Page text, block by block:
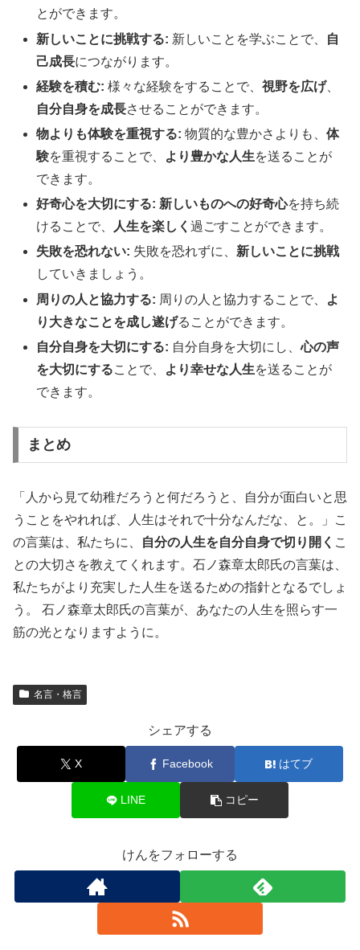
とができます。
新しいことに挑戦する: 新しいことを学ぶことで、
自
己成長につながります。
経験を積む: 様々な経験をすることで、視野を広げ、
自分自身を成長させることができます。
物よりも体験を重視する: 物質的な豊かさよりも、体
験を重視することで、 より豊かな人生を送ることが
できます。
好奇心を大切にする: 新しいものへの好奇心を持ち続
けることで、
人生を楽しく過ごすことができます。
失敗を恐れない: 失敗を恐れずに、 新しいことに挑戦
していきましょう。
周りの人と協力する: 周りの人と協力することで、
よ
り大きなことを成し遂げることができます。
自分自身を大切にする: 自分自身を大切にし、心の声
を大切にすることで、 より幸せな人生を送ることが
できます。
まとめ
「人から見て幼稚だろうと何だろうと、自分が面白いと思
うことをやれれば、人生はそれで十分なんだな、と。」こ
の言葉は、私たちに、
自分の人生を自分自身で切り開く こ
との大切さを教えてくれます。石ノ森章太郎氏の言葉は、
私たちがより充実した人生を送るための指針となるでしょ
う。 石ノ森章太郎氏の言葉が、あなたの人生を照らす一
筋の光となりますように。
名言・格言
シェアする
X Facebook はてブ
LINE コピー
けんをフォローする